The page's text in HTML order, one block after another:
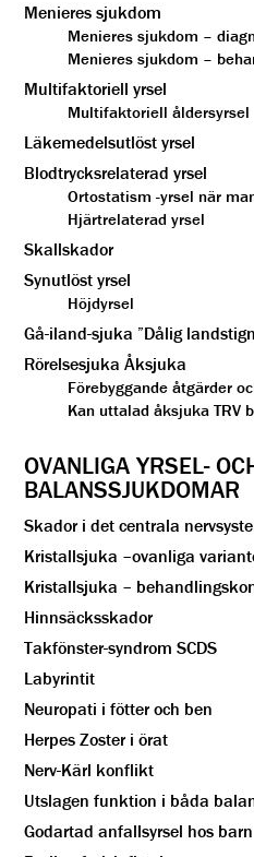
Menieres sjukdom
Menieres sjukdom –
Menieres sjukdom –
Multifaktoriell yrsel
Multifaktoriell åldersyrsel
Läkemedelsutlöst yrsel
Blodtrycksrelaterad yrsel
Ortostatism -yrsel när
Hjärtrelaterad yrsel
Skallskador
Synutlöst yrsel
Höjdyrsel
Gå-iland-sjuka ”Dålig
Rörelsesjuka Åksjuka
Förebyggande åtgärder
Kan uttalad åksjuka TRV
OVANLIGA YRSEL-
BALANSSJUKDOMAR
Skador i det centrala
Kristallsjuka –ovanliga
Kristallsjuka –
Hinnsäcksskador
Takfönster-syndrom SCDS
Labyrintit
Neuropati i fötter och ben
Herpes Zoster i örat
Nerv-Kärl konflikt
Utslagen funktion i båda
Godartad anfallsyrsel hos barn